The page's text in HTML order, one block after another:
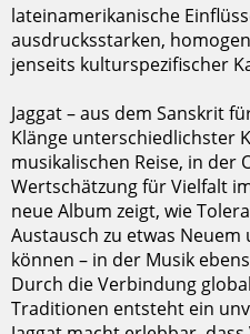
lateinamerikanische
ausdrucksstarken,
jenseits kulturspezifischer
Jaggat – aus dem Sanskrit
Klänge unterschiedlichster
musikalischen Reise, in der
Wertschätzung für Vielfalt
neue Album zeigt, wie
Austausch zu etwas
können – in der Musik
Durch die Verbindung
Traditionen entsteht ein